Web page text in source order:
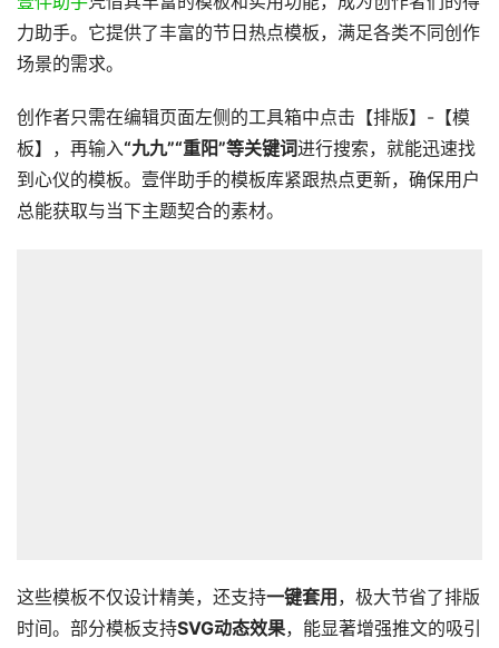
力助手。它提供了丰富的节日热点模板，满足各类不同创作
场景的需求。
创作者只需在编辑页面左侧的工具箱中点击【排版】-【模
板】，再输入“九九”“重阳”等关键词进行搜索，就能迅速找
到心仪的模板。壹伴助手的模板库紧跟热点更新，确保用户
总能获取与当下主题契合的素材。
这些模板不仅设计精美，还支持一键套用 ，极大节省了排版
时间。部分模板支持SVG动态效果，能显著增强推文的吸引